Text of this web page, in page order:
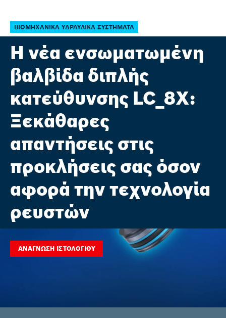
ΒΙΟΜΗΧΑΝΙΚΆ ΥΔΡΑΥΛΙΚΆ ΣΥΣΤΉΜΑΤΑ
Η νέα ενσωματωμένη
βαλβίδα διπλής
κατεύθυνσης LC_8X:
Ξεκάθαρες
απαντήσεις στις
προκλήσεις σας όσον
αφορά την τεχνολογία
ρευστών
ΑΝΆΓΝΩΣΗ ΙΣΤΟΛΟΓΊΟΥ